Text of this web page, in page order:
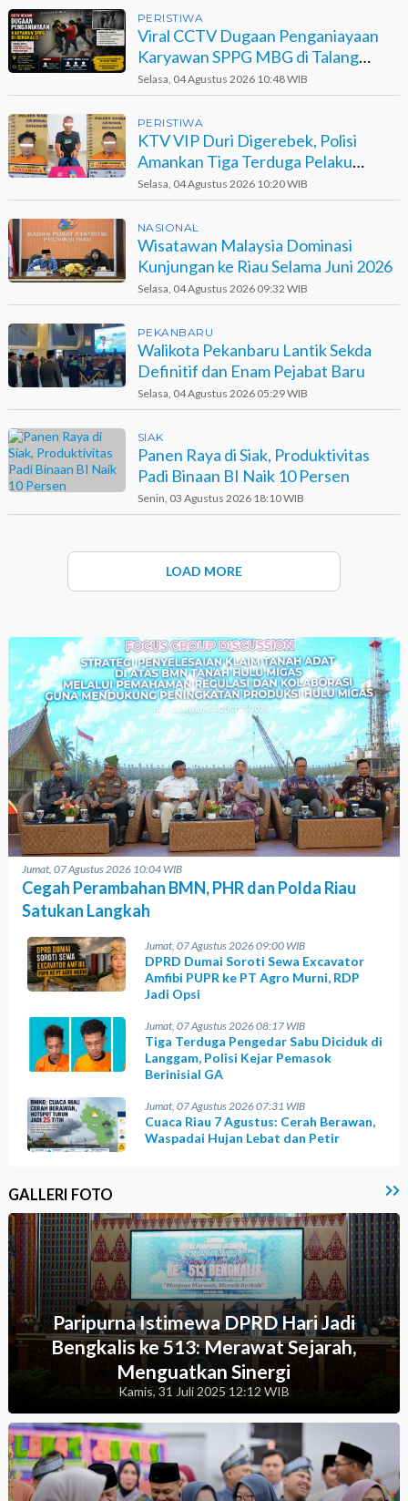
PERISTIWA
Viral CCTV Dugaan Penganiayaan
Karyawan SPPG MBG di Talang
Muandau
Selasa, 04 Agustus 2026 10:48 WIB
PERISTIWA
KTV VIP Duri Digerebek, Polisi
Amankan Tiga Terduga Pelaku
Narkotika
Selasa, 04 Agustus 2026 10:20 WIB
NASIONAL
Wisatawan Malaysia Dominasi
Kunjungan ke Riau Selama Juni 2026
Selasa, 04 Agustus 2026 09:32 WIB
PEKANBARU
Walikota Pekanbaru Lantik Sekda
Definitif dan Enam Pejabat Baru
Selasa, 04 Agustus 2026 05:29 WIB
SIAK
Panen Raya di Siak, Produktivitas
Padi Binaan BI Naik 10 Persen
Senin, 03 Agustus 2026 18:10 WIB
LOAD MORE
Jumat, 07 Agustus 2026 10:04 WIB
Cegah Perambahan BMN, PHR dan Polda Riau
Satukan Langkah
Jumat, 07 Agustus 2026 09:00 WIB
DPRD Dumai Soroti Sewa Excavator
Amfibi PUPR ke PT Agro Murni, RDP
Jadi Opsi
Jumat, 07 Agustus 2026 08:17 WIB
Tiga Terduga Pengedar Sabu Diciduk di
Langgam, Polisi Kejar Pemasok
Berinisial GA
Jumat, 07 Agustus 2026 07:31 WIB
Cuaca Riau 7 Agustus: Cerah Berawan,
Waspadai Hujan Lebat dan Petir
GALLERI FOTO
Paripurna Istimewa DPRD Hari Jadi
Bengkalis ke 513: Merawat Sejarah,
Menguatkan Sinergi
Kamis, 31 Juli 2025 12:12 WIB